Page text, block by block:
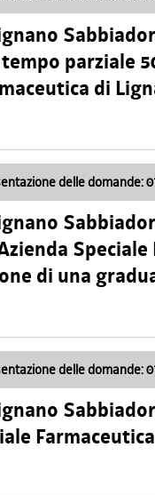
tempo parziale
di
delle domande:
di una
delle domande: